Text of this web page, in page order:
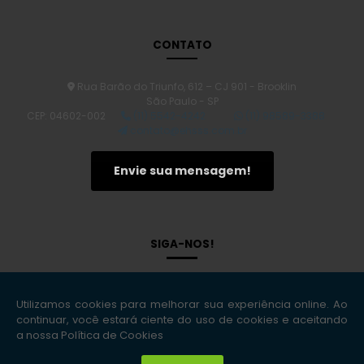
Laudo de Avaliação de Imóvel: O Segredo para Valorizar Seu
Descubra o Verdadeiro Preço: Quanto Custa um Laudo de
Laudo Bombeiro CLCB: O Que Você Precisa Saber para Garantir a
Transforme seu Ambiente: Descubra o Poder do Projeto Segurança
do Trabalho
Avaliação Ambiental: Importância e Métodos para
CONTATO
Envie sua mensagem!
SIGA-NOS!
Copyright © EHS Soluções Inteligentes. (Lei 9610 de 19/02/1998)